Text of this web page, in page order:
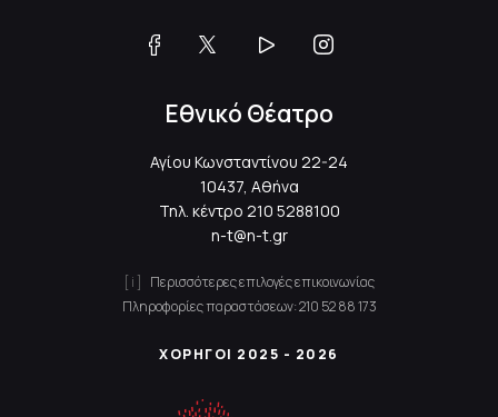
Εθνικό Θέατρο
Αγίου Κωνσταντίνου 22-24
10437, Αθήνα
Τηλ. κέντρο 210 5288100
n-t@n-t.gr
Περισσότερες επιλογές επικοινωνίας
Πληροφορίες παραστάσεων:210 52 88 173
ΧΟΡΗΓΟΙ 2025 - 2026